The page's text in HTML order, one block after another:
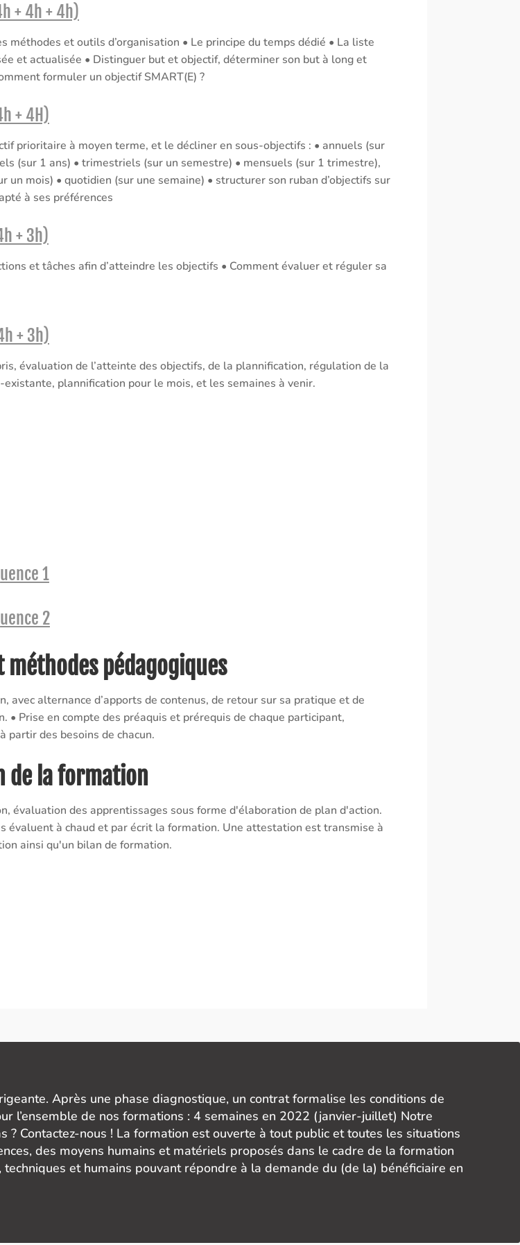
+ 4h + 4h)
méthodes et outils d’organisation • Le principe du temps dédié • La liste
et actualisée • Distinguer but et objectif, déterminer son but à long et
formuler un objectif SMART(E) ?
+ 4H)
prioritaire à moyen terme, et le décliner en sous-objectifs : • annuels (sur
(sur 1 ans) • trimestriels (sur un semestre) • mensuels (sur 1 trimestre),
un mois) • quotidien (sur une semaine) • structurer son ruban d’objectifs sur
à ses préférences
+ 3h)
et tâches afin d’atteindre les objectifs • Comment évaluer et réguler sa
+ 3h)
évaluation de l’atteinte des objectifs, de la plannification, régulation de la
plannification pour le mois, et les semaines à venir.
1
2
méthodes pédagogiques
avec alternance d’apports de contenus, de retour sur sa pratique et de
• Prise en compte des préaquis et prérequis de chaque participant,
partir des besoins de chacun.
de la formation
évaluation des apprentissages sous forme d'élaboration de plan d'action.
évaluent à chaud et par écrit la formation. Une attestation est transmise à
ainsi qu'un bilan de formation.
Après une phase diagnostique, un contrat formalise les conditions de
l’ensemble de nos formations : 4 semaines en 2022 (janvier-juillet) Notre
Contactez-nous ! La formation est ouverte à tout public et toutes les situations
des moyens humains et matériels proposés dans le cadre de la formation
et humains pouvant répondre à la demande du (de la) bénéficiaire en